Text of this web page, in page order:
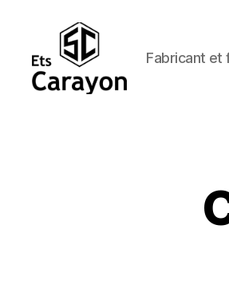
Fabricant et